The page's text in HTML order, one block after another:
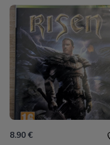
8.90 €